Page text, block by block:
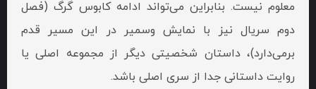
معلوم نیست. بنابراین می‌تواند ادامه کابوس گرگ (فصل
دوم سریال نیز با نمایش وسمیر در این مسیر قدم
برمی‌دارد)، داستان شخصیتی دیگر از مجموعه اصلی یا
روایت داستانی جدا از سری اصلی باشد.